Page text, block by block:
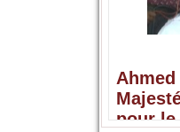
pour le